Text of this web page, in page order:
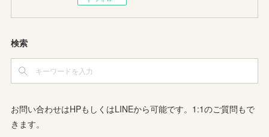
検索
お問い合わせはHPもしくはLINEから可能です。1:1のご質問もで
きます。